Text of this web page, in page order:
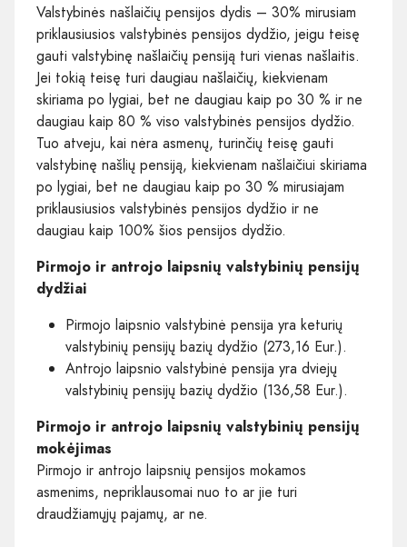
Valstybinės našlaičių pensijos dydis – 30% mirusiam
priklausiusios valstybinės pensijos dydžio, jeigu teisę
gauti valstybinę našlaičių pensiją turi vienas našlaitis.
Jei tokią teisę turi daugiau našlaičių, kiekvienam
skiriama po lygiai, bet ne daugiau kaip po 30 % ir ne
daugiau kaip 80 % viso valstybinės pensijos dydžio.
Tuo atveju, kai nėra asmenų, turinčių teisę gauti
valstybinę našlių pensiją, kiekvienam našlaičiui skiriama
po lygiai, bet ne daugiau kaip po 30 % mirusiajam
priklausiusios valstybinės pensijos dydžio ir ne
daugiau kaip 100% šios pensijos dydžio.
Pirmojo ir antrojo laipsnių valstybinių pensijų
dydžiai
Pirmojo laipsnio valstybinė pensija yra keturių
valstybinių pensijų bazių dydžio (273,16 Eur.).
Antrojo laipsnio valstybinė pensija yra dviejų
valstybinių pensijų bazių dydžio (136,58 Eur.).
Pirmojo ir antrojo laipsnių valstybinių pensijų
mokėjimas
Pirmojo ir antrojo laipsnių pensijos mokamos
asmenims, nepriklausomai nuo to ar jie turi
draudžiamųjų pajamų, ar ne.